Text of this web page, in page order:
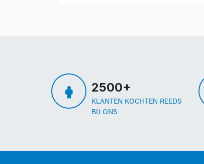
2500+
KLANTEN KOCHTEN REEDS
BIJ ONS